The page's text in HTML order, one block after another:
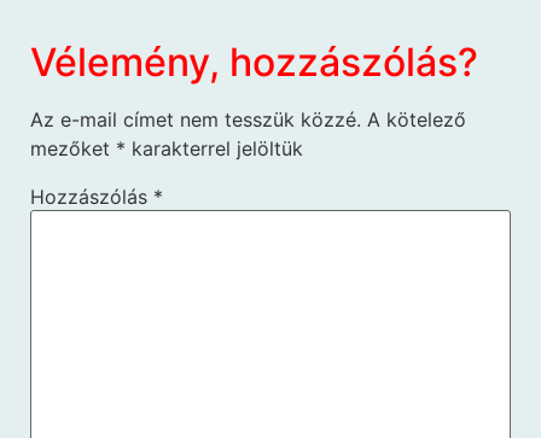
Vélemény, hozzászólás?
Az e-mail címet nem tesszük közzé. A kötelező
mezőket * karakterrel jelöltük
Hozzászólás *